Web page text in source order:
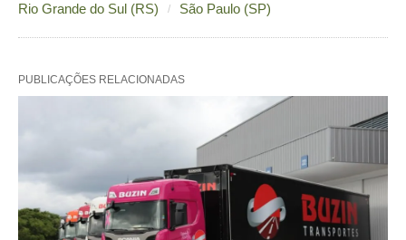
Rio Grande do Sul (RS) São Paulo (SP)
PUBLICAÇÕES RELACIONADAS